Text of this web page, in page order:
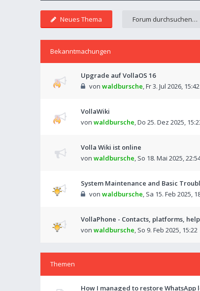
Neues Thema
Bekanntmachungen
Upgrade auf VollaOS 16
von waldbursche,Fr 3. Jul 2026, 15:42
VollaWiki
von waldbursche,Do 25. Dez 2025,
Volla Wiki ist online
von waldbursche, So 18. Mai 2025,
System Maintenance and Basic
von waldbursche, Sa 15. Feb 2025,
VollaPhone - Contacts, platforms,
von waldbursche, So 9. Feb 2025, 15:22
Themen
How I managed to restore WhatsApp